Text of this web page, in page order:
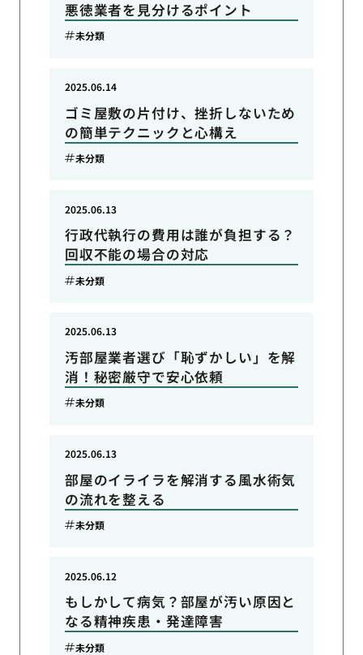
悪徳業者を見分けるポイント
未分類
ゴミ屋敷の片付け、挫折しないため
の簡単テクニックと心構え
2025.06.14
未分類
行政代執行の費用は誰が負担する？
回収不能の場合の対応
2025.06.13
未分類
汚部屋業者選び「恥ずかしい」を解
消！秘密厳守で安心依頼
2025.06.13
未分類
部屋のイライラを解消する風水術気
の流れを整える
2025.06.13
未分類
もしかして病気？部屋が汚い原因と
なる精神疾患・発達障害
2025.06.12
未分類